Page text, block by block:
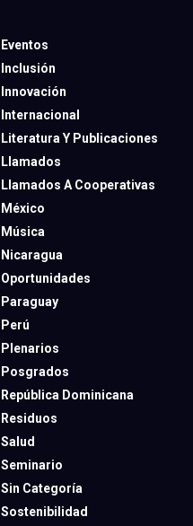
Eventos
Inclusión
Innovación
Internacional
Literatura Y Publicaciones
Llamados
Llamados A Cooperativas
México
Música
Nicaragua
Oportunidades
Paraguay
Perú
Plenarios
Posgrados
República Dominicana
Residuos
Salud
Seminario
Sin Categoría
Sostenibilidad